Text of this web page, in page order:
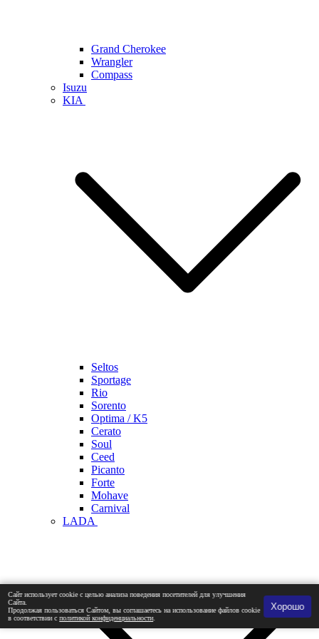
Grand Cherokee
Wrangler
Compass
Isuzu
KIA
Seltos
Sportage
Rio
Sorento
Optima / K5
Cerato
Soul
Ceed
Picanto
Forte
Mohave
Carnival
LADA
Сайт использует cookie с целью анализа поведения посетителей для улучшения
Сайта.
Продолжая пользоваться Сайтом, вы соглашаетесь на использование файлов cookie
в соответствии сполитикой конфиденциальности.
Хорошо